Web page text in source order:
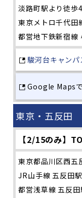
淡路町駅より徒歩
東京メトロ千代田
都営地下鉄新宿線
駿河台キャンパ
Google Maps
東京・五反田
【2/15のみ】
東京都品川区西
JR山手線 五反田
都営浅草線 五反